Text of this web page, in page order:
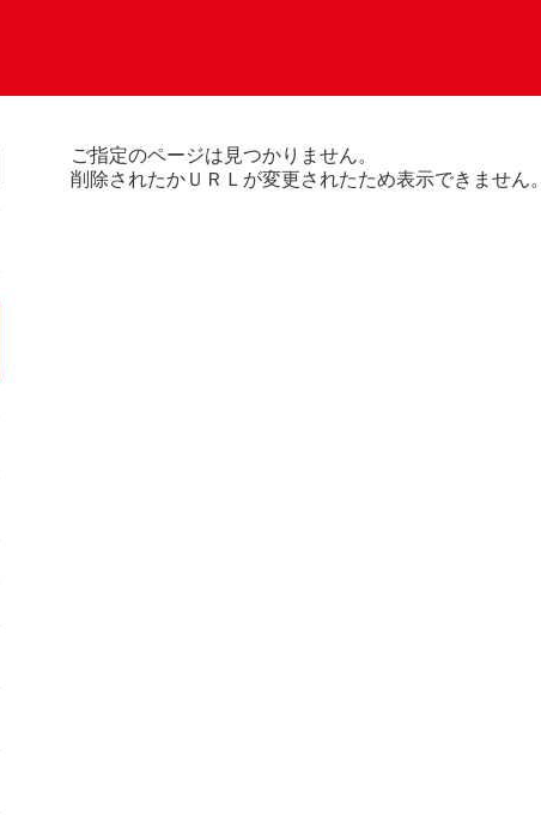
ご指定のページは見つかりません。
削除されたかＵＲＬが変更されたため表示できません。